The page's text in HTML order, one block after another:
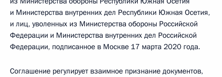
и Министерства внутренних дел Республики Южная Осетия,
и лиц, уволенных из Министерства обороны Российской
Федерации и Министерства внутренних дел Российской
Федерации, подписанное в Москве 17 марта 2020 года.
Соглашение регулирует взаимное признание документов,